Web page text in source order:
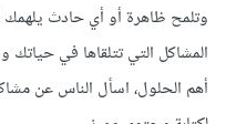
وتلمح ظاهرة أو أي حادث
المشاكل التي تتلقاها في حياتك
أهم الحلول، اسأل الناس عن